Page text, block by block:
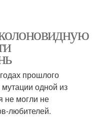
прошлого
мутации одной из
не могли не
любителей.